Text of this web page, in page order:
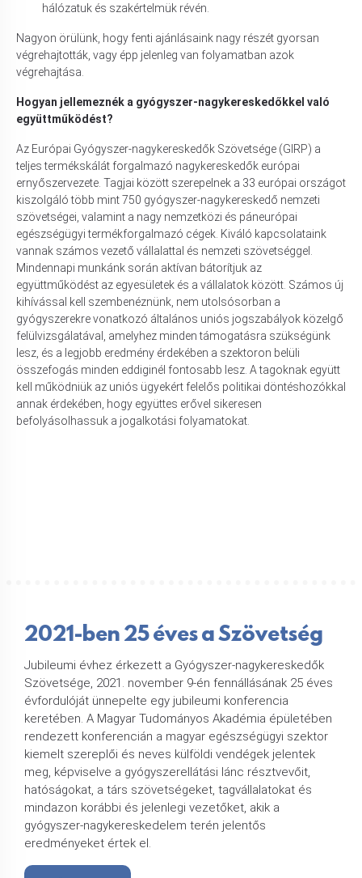
hálózatuk és szakértelmük révén.
Nagyon örülünk, hogy fenti ajánlásaink nagy részét gyorsan
végrehajtották, vagy épp jelenleg van folyamatban azok
végrehajtása.
Hogyan jellemeznék a gyógyszer-nagykereskedőkkel való
együttműködést?
Az Európai Gyógyszer-nagykereskedők Szövetsége (GIRP) a
teljes termékskálát forgalmazó nagykereskedők európai
ernyőszervezete. Tagjai között szerepelnek a 33 európai országot
kiszolgáló több mint 750 gyógyszer-nagykereskedő nemzeti
szövetségei, valamint a nagy nemzetközi és páneurópai
egészségügyi termékforgalmazó cégek. Kiváló kapcsolataink
vannak számos vezető vállalattal és nemzeti szövetséggel.
Mindennapi munkánk során aktívan bátorítjuk az
együttműködést az egyesületek és a vállalatok között. Számos új
kihívással kell szembenéznünk, nem utolsósorban a
gyógyszerekre vonatkozó általános uniós jogszabályok közelgő
felülvizsgálatával, amelyhez minden támogatásra szükségünk
lesz, és a legjobb eredmény érdekében a szektoron belüli
összefogás minden eddiginél fontosabb lesz. A tagoknak együtt
kell működniük az uniós ügyekért felelős politikai döntéshozókkal
annak érdekében, hogy együttes erővel sikeresen
befolyásolhassuk a jogalkotási folyamatokat.
2021-ben 25 éves a Szövetség
Jubileumi évhez érkezett a Gyógyszer-nagykereskedők
Szövetsége, 2021. november 9-én fennállásának 25 éves
évfordulóját ünnepelte egy jubileumi konferencia
keretében. A Magyar Tudományos Akadémia épületében
rendezett konferencián a magyar egészségügyi szektor
kiemelt szereplői és neves külföldi vendégek jelentek
meg, képviselve a gyógyszerellátási lánc résztvevőit,
hatóságokat, a társ szövetségeket, tagvállalatokat és
mindazon korábbi és jelenlegi vezetőket, akik a
gyógyszer-nagykereskedelem terén jelentős
eredményeket értek el.